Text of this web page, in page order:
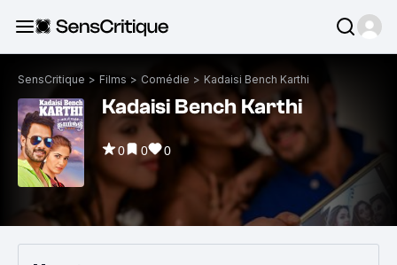
SensCritique > Films > Comédie > Kadaisi Bench Karthi
Kadaisi Bench Karthi
0 0 0